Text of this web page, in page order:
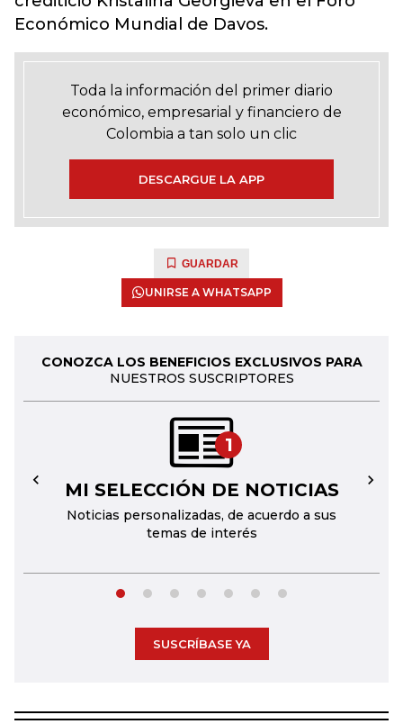
Económico Mundial de Davos.
Toda la información del primer diario
económico, empresarial y financiero de
Colombia a tan solo un clic
DESCARGUE LA APP
GUARDAR
UNIRSE A WHATSAPP
CONOZCA LOS BENEFICIOS EXCLUSIVOS PARA
NUESTROS SUSCRIPTORES
1
MI SELECCIÓN DE NOTICIAS
Noticias personalizadas, de acuerdo a sus
temas de interés
← →
SUSCRÍBASE YA